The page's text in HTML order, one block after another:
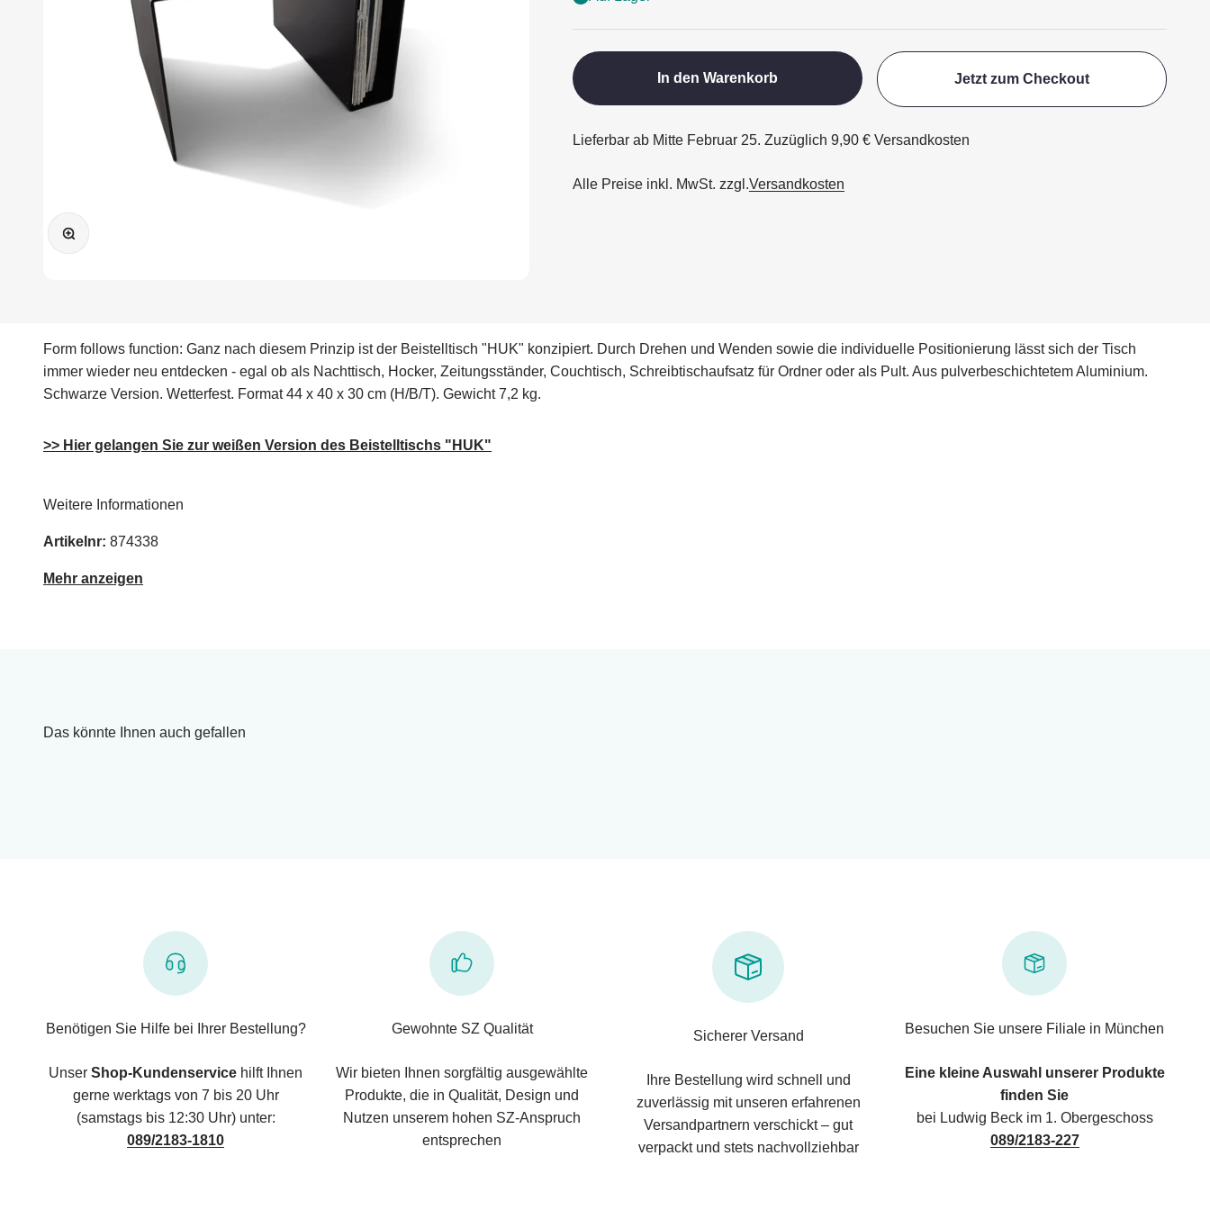
Bild vergrößern
In den Warenkorb Jetzt zum Checkout
Lieferbar ab Mitte Februar 25. Zuzüglich 9,90 € Versandkosten
Alle Preise inkl. MwSt. zzgl.Versandkosten
Form follows function: Ganz nach diesem Prinzip ist der Beistelltisch "HUK" konzipiert. Durch Drehen und Wenden sowie die individuelle Positionierung lässt sich der Tisch
immer wieder neu entdecken - egal ob als Nachttisch, Hocker, Zeitungsständer, Couchtisch, Schreibtischaufsatz für Ordner oder als Pult. Aus pulverbeschichtetem Aluminium.
Schwarze Version. Wetterfest. Format 44 x 40 x 30 cm (H/B/T). Gewicht 7,2 kg.
>> Hier gelangen Sie zur weißen Version des Beistelltischs "HUK"
Weitere Informationen
Artikelnr: 874338
Mehr anzeigen
Das könnte Ihnen auch gefallen
Benötigen Sie Hilfe bei Ihrer Bestellung?
Unser Shop-Kundenservice hilft Ihnen
gerne werktags von 7 bis 20 Uhr
(samstags bis 12:30 Uhr) unter:
089/2183-1810
Gewohnte SZ Qualität
Wir bieten Ihnen sorgfältig ausgewählte
Produkte, die in Qualität, Design und
Nutzen unserem hohen SZ-Anspruch
entsprechen
Sicherer Versand
Ihre Bestellung wird schnell und
zuverlässig mit unseren erfahrenen
Versandpartnern verschickt – gut
verpackt und stets nachvollziehbar
Besuchen Sie unsere Filiale in München
Eine kleine Auswahl unserer Produkte
finden Sie
bei Ludwig Beck im 1. Obergeschoss
089/2183-227